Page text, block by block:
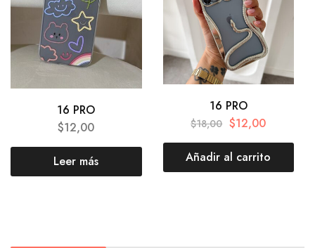
16 PRO
$12,00
Leer más
16 PRO
$18,00 $12,00
Añadir al carrito